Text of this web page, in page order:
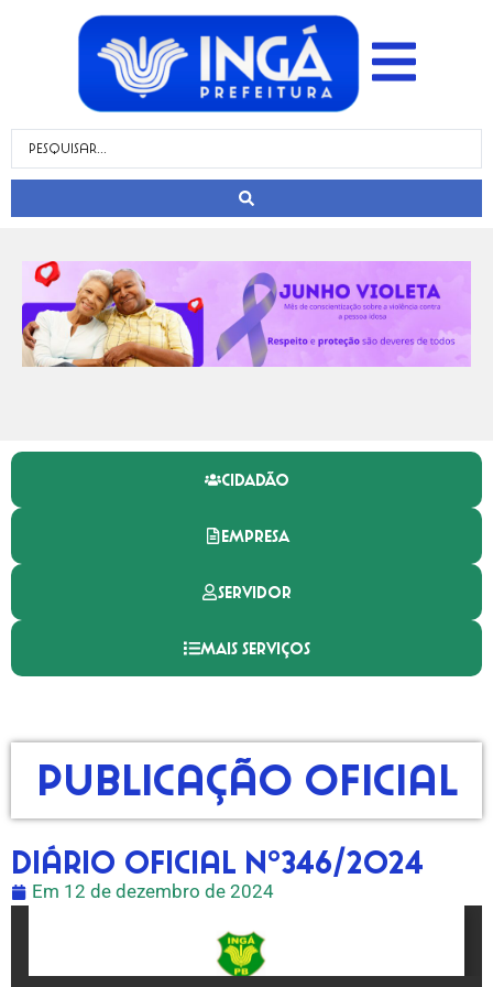
CIDADÃO
EMPRESA
SERVIDOR
MAIS SERVIÇOS
Publicação Oficial
Diário Oficial nº346/2024
Em 12 de dezembro de 2024